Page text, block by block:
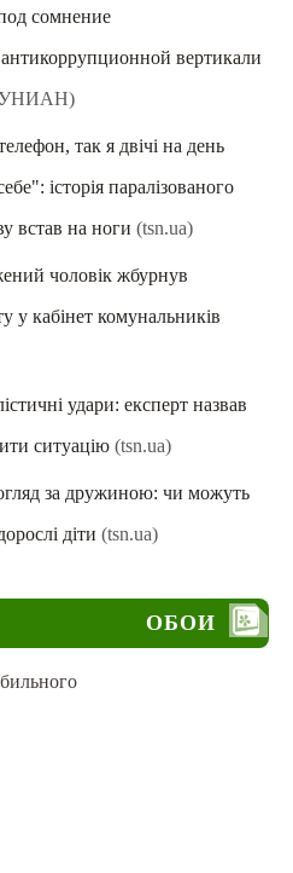
сомнение
антикоррупционной вертикали
так я двічі на день
історія паралізованого
встав на ноги (tsn.ua)
чоловік жбурнув
у кабінет комунальників
удари: експерт назвав
ситуацію (tsn.ua)
за дружиною: чи можуть
діти (tsn.ua)
ОБОИ